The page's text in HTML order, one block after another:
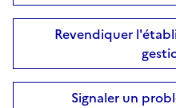
Revendiquer
Signaler un